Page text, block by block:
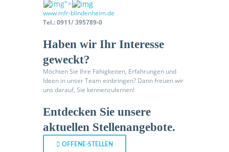
">
www.mfr-blindenheim.de
Tel.: 0911/ 395789-0
Haben wir Ihr Interesse
geweckt?
Möchten Sie Ihre Fähigkeiten, Erfahrungen und
Ideen in unser Team einbringen? Dann freuen wir
uns darauf, Sie kennenzulernen!
Entdecken Sie unsere
aktuellen Stellenangebote.
OFFENE-STELLEN